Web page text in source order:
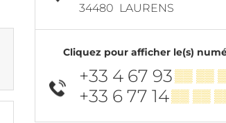
34480 LAURENS
Cliquez pour afficher le(s)
+33 4 67 93▒▒ ▒▒
+33 6 77 14▒▒ ▒▒